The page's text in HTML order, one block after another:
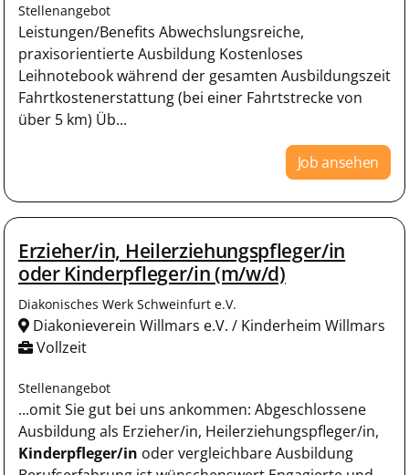
Stellenangebot
Leistungen/Benefits Abwechslungsreiche,
praxisorientierte Ausbildung Kostenloses
Leihnotebook während der gesamten Ausbildungszeit
Fahrtkostenerstattung (bei einer Fahrtstrecke von
über 5 km) Üb...
Job ansehen
Erzieher/in, Heilerziehungspfleger/in
oder Kinderpfleger/in (m/w/d)
Diakonisches Werk Schweinfurt e.V.
Diakonieverein Willmars e.V. / Kinderheim Willmars
Vollzeit
Stellenangebot
...omit Sie gut bei uns ankommen: Abgeschlossene
Ausbildung als Erzieher/in, Heilerziehungspfleger/in,
Kinderpfleger/in oder vergleichbare Ausbildung